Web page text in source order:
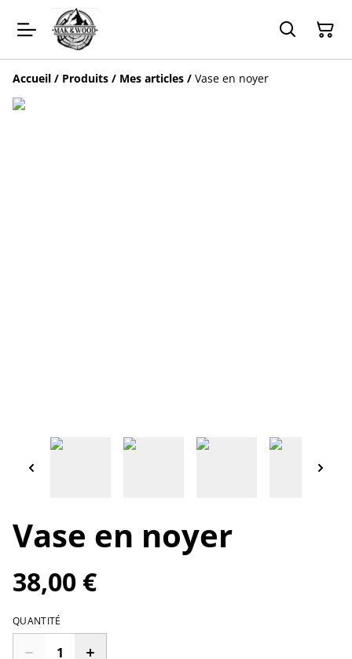
Accueil / Produits / Mes articles / Vase en noyer
Vase en noyer
38,00 €
QUANTITÉ